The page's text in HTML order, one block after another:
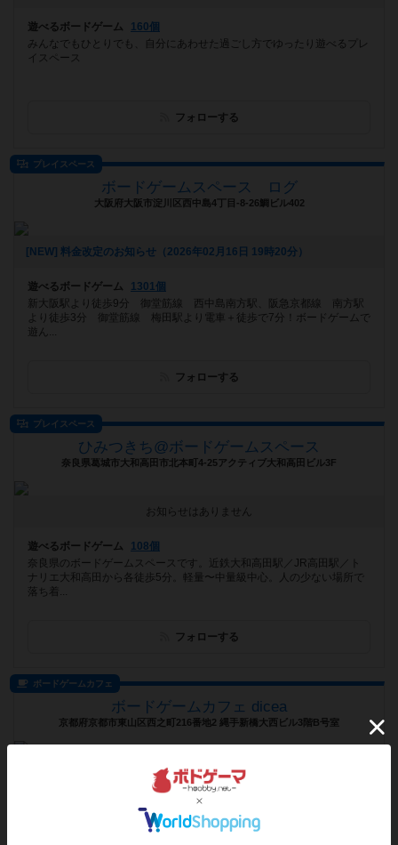
遊べるボードゲーム
160個
みんなでもひとりでも、自分にあわせた過ごし方でゆったり遊べるプレ
イスペース
フォローする
プレイスペース
ボードゲームスペース ログ
大阪府大阪市淀川区西中島4丁目-8-26鯛ビル402
[NEW] 料金改定のお知らせ（2026年02月16日 19時20分）
遊べるボードゲーム
1301個
新大阪駅より徒歩9分 御堂筋線 西中島南方駅、阪急京都線 南方駅
より徒歩3分 御堂筋線 梅田駅より電車＋徒歩で7分！ボードゲームで
遊ん...
フォローする
プレイスペース
ひみつきち@ボードゲームスペース
奈良県葛城市大和高田市北本町4-25アクティブ大和高田ビル3F
お知らせはありません
遊べるボードゲーム
108個
奈良県のボードゲームスペースです。近鉄大和高田駅／JR高田駅／ト
ナリエ大和高田から各徒歩5分。軽量〜中量級中心。人の少ない場所で
落ち着...
フォローする
ボードゲームカフェ
ボードゲームカフェ dicea
京都府京都市東山区西之町216番地2 縄手新橋大西ビル3階B号室
お知らせはありません
151個
【2026年1月New OPEN!!】京都祇園のボードゲームカフェ｜可愛い癒